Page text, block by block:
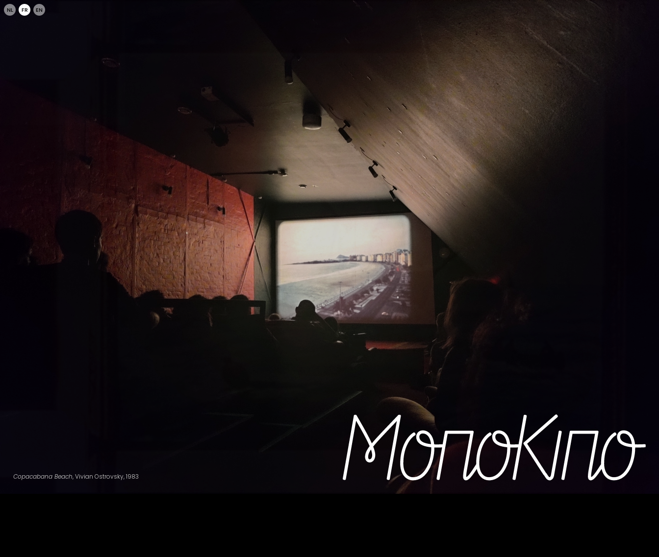
NL FR EN
Copacabana Beach, Vivian Ostrovsky, 1983
Voyage au Mer du Nord, Marcel Broodthaers, 1974